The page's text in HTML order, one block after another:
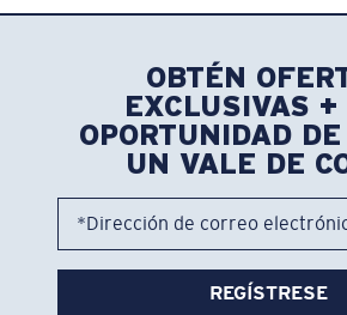
OBTÉN
EXCLUSIVAS
OPORTUNIDAD
UN VALE DE
*Dirección de correo
REGÍSTRESE